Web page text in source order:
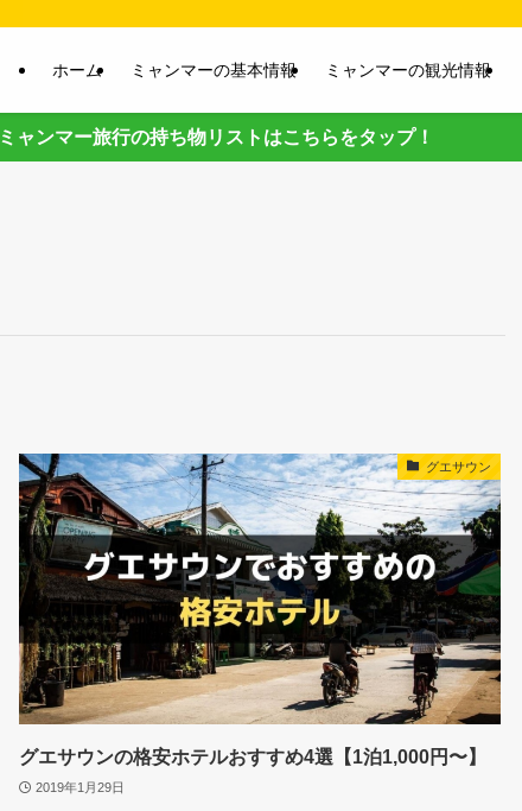
ホーム ミャンマーの基本情報 ミャンマーの観光情報
ミャンマー旅行の持ち物リストはこちらをタップ！
グエサウン
グエサウンの格安ホテルおすすめ4選【1泊1,000円〜】
2019年1月29日